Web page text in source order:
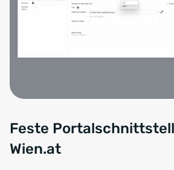
Feste
Wien.at